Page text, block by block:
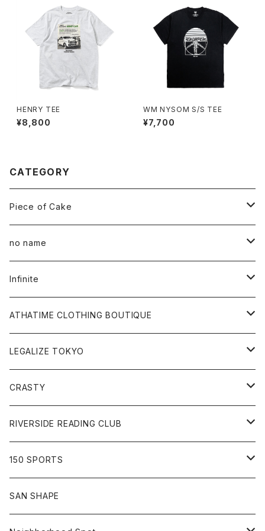
HENRY TEE
¥8,800
WM NYSOM S/S TEE
¥7,700
CATEGORY
Piece of Cake
All
Tee
Hoodie
Sweat
Goods
no name
All
Hoodie
Sweat
Tee
Pants
Shirt
Jacket
Infinite
All
Tee
Cap
Sweat
ATHATIME CLOTHING BOUTIQUE
All
Sweat
Pants
Hoodie
Shirt
LEGALIZE TOKYO
All
Tee
Cap
Hat
CRASTY
All
Tee
Goods
RIVERSIDE READING CLUB
All
Tee
150 SPORTS
All
SAN SHAPE